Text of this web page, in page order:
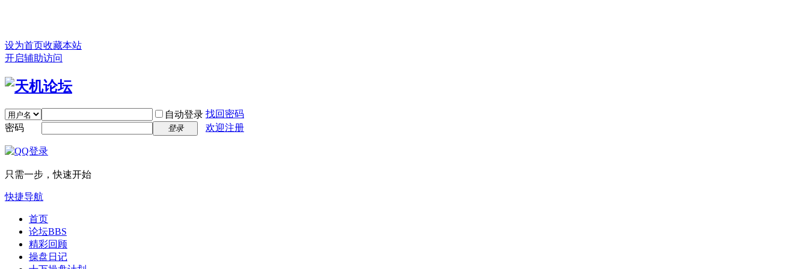
设为首页收藏本站
开启辅助访问
自动登录 找回密码
密码
登录 欢迎注册
只需一步，快速开始
快捷导航
首页
论坛BBS
精彩回顾
操盘日记